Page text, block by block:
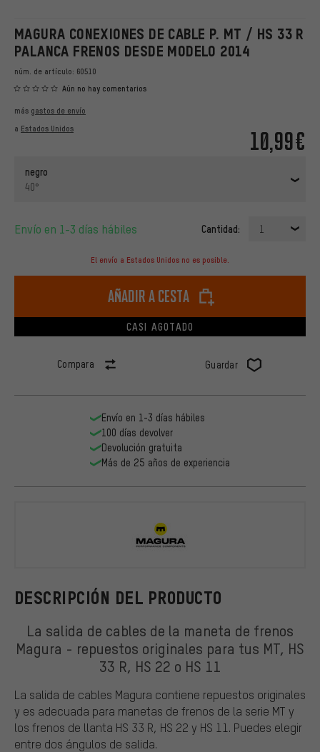
MAGURA CONEXIONES DE CABLE P. MT / HS 33 R
PALANCA FRENOS DESDE MODELO 2014
núm. de artículo: 60510
Aún no hay comentarios
10,99€
más gastos de envío
a Estados Unidos
negro
40°
Envío en 1-3 días hábiles Cantidad: 1
El envío a Estados Unidos no es posible.
Añadir a cesta
CASI AGOTADO
Compara Guardar
DESCRIPCIÓN DEL PRODUCTO
La salida de cables de la maneta de frenos
Magura - repuestos originales para tus MT, HS
33 R, HS 22 o HS 11
La salida de cables Magura contiene repuestos originales
y es adecuada para manetas de frenos de la serie MT y
los frenos de llanta HS 33 R, HS 22 y HS 11. Puedes elegir
entre dos ángulos de salida.
Envío en 1-3 días hábiles
100 días devolver
Devolución gratuita
Más de 25 años de experiencia